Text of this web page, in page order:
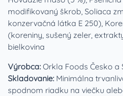
modifikovaný škrob, Soliaca
konzervačná látka E 250),
(koreniny, sušený zeler,
bielkovina
Výrobca: Orkla Foods Česko a
Skladovanie: Minimálna
spodnom riadku na viečku